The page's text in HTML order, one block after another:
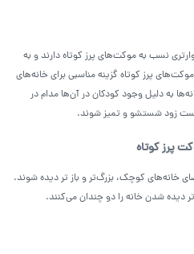
نسب به موکت‌های پرز کوتاه دارند و به
پرز کوتاه گزینه مناسبی برای خانه‌های
به دلیل وجود کودکان در آن‌ها مدام در
زود شستشو و تمیز شوند.
پرز کوتاه
خانه‌های کوچک، بزرگ‌تر و باز تر دیده شوند.
دیده شدن خانه را دو چندان می‌کنند.